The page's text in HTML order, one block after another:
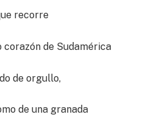
recorre
corazón de Sudamérica
de orgullo,
de una granada